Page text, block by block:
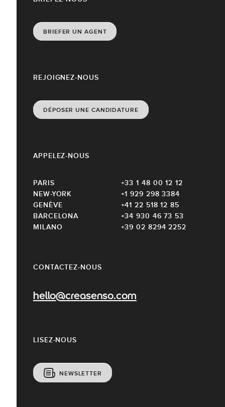
CONTACTEZ-NOUS
hello@creasenso.com
REJOIGNEZ-NOUS
DÉPOSER UNE CANDIDATURE
LISEZ-NOUS
NEWSLETTER
APPELEZ-NOUS
PARIS
+33 1 48 00 12 12
NEW-YORK
+1 929 298 3384
GENÈVE
+41 22 518 12 85
BARCELONA
+34 930 46 73 53
MILANO
+39 02 8294 2252
BRIEFER UN AGENT